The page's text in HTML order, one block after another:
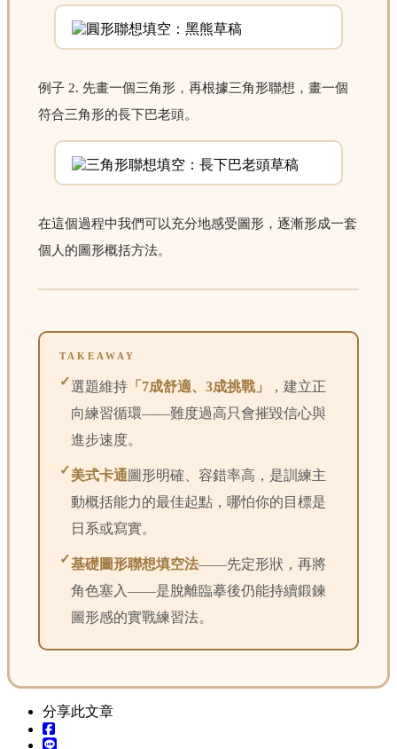
例子 2. 先畫一個三角形，再根據三角形聯想，畫一個
符合三角形的長下巴老頭。
在這個過程中我們可以充分地感受圖形，逐漸形成一套
個人的圖形概括方法。
TAKEAWAY
✓選題維持 「7成舒適、3成挑戰」
，建立正
向練習循環——難度過高只會摧毀信心與
進步速度。
✓美式卡通圖形明確、容錯率高，是訓練主
動概括能力的最佳起點，哪怕你的目標是
日系或寫實。
✓基礎圖形聯想填空法——先定形狀，再將
角色塞入——是脫離臨摹後仍能持續鍛鍊
圖形感的實戰練習法。
分享此文章